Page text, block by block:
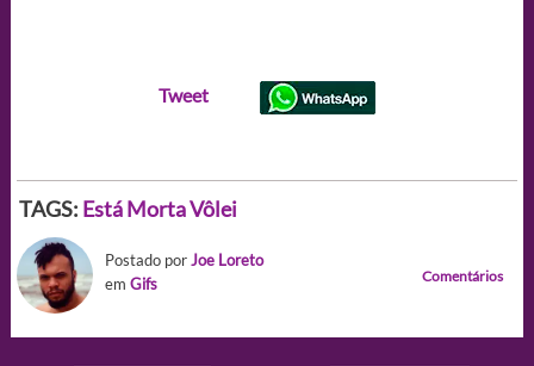
Tweet
TAGS: Está MortaVôlei
Postado porJoe Loreto
em Gifs Comentários